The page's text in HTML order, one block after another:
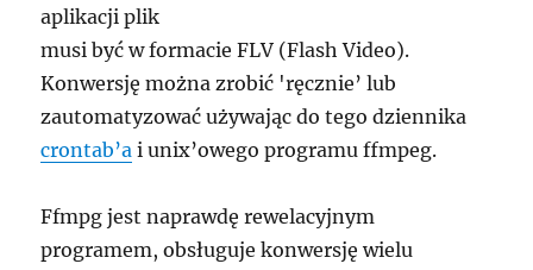
aplikacji plik
musi być w formacie FLV (Flash Video).
Konwersję można zrobić 'ręcznie’ lub
zautomatyzować używając do tego dziennika
crontab’a i unix’owego programu ffmpeg.
Ffmpg jest naprawdę rewelacyjnym
programem, obsługuje konwersję wielu